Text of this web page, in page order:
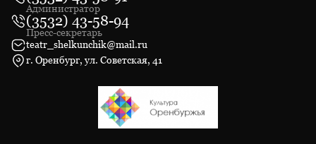
Администратор
(3532) 43-58-94
Пресс-секретарь
teatr_shelkunchik@mail.ru
г. Оренбург, ул. Советская, 41